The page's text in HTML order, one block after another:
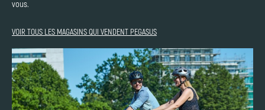
vous.
VOIR TOUS LES MAGASINS QUI VENDENT PEGASUS